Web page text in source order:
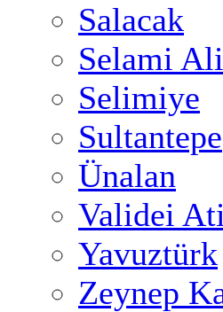
Salacak
Selami Ali
Selimiye
Sultantepe
Ünalan
Validei
Yavuztürk
Zeynep